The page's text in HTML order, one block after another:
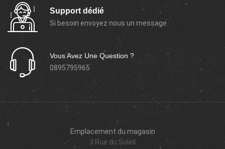
Support dédié
Si besoin envoyez nous un message
Vous Avez Une Question ?
0895795965
Emplacement du magasin
3 Rue du Soleil